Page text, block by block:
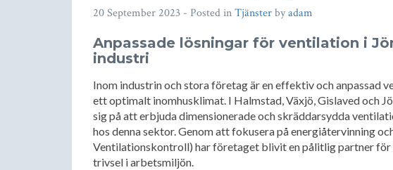
20 September 2023 - Posted inTjänsterbyadam
Anpassade lösningar för ventilation i
industri
Inom industrin och stora företag är en effektiv och anpassad
ett optimalt inomhusklimat. I Halmstad, Växjö, Gislaved och
sig på att erbjuda dimensionerade och skräddarsydda
hos denna sektor. Genom att fokusera på energiåtervinning
Ventilationskontroll) har företaget blivit en pålitlig partner
trivsel i arbetsmiljön.